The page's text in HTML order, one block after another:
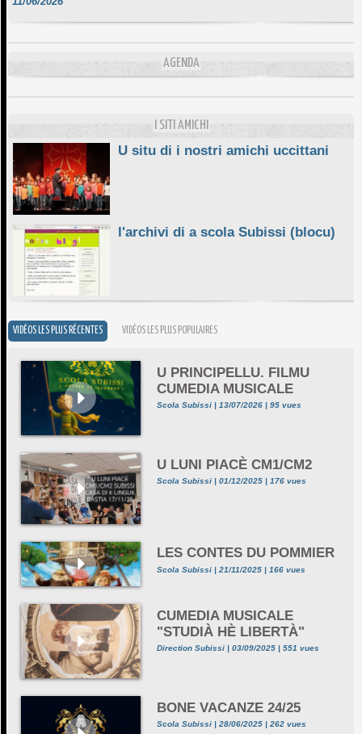
DA SCIMULÌ
L'ESSENZIALE CHÌ GHJÈ
10/06/2026
10/06/2026
AGENDA
I SITI AMICHI
U situ di i nostri amichi uccittani
l'archivi di a scola Subissi (blocu)
VIDÉOS LES PLUS RÉCENTES VIDÉOS LES PLUS POPULAIRES
U PRINCIPELLU. FILMU
CUMEDIA MUSICALE
Scola Subissi | 13/07/2026 | 95 vues
U LUNI PIACÈ CM1/CM2
Scola Subissi | 01/12/2025 | 176 vues
LES CONTES DU POMMIER
Scola Subissi | 21/11/2025 | 166 vues
CUMEDIA MUSICALE
"STUDIÀ HÈ LIBERTÀ"
Direction Subissi | 03/09/2025 | 551 vues
BONE VACANZE 24/25
Scola Subissi | 28/06/2025 | 262 vues